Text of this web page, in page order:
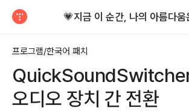
프로그램/한국어 패치
오디오 장치 간 전환